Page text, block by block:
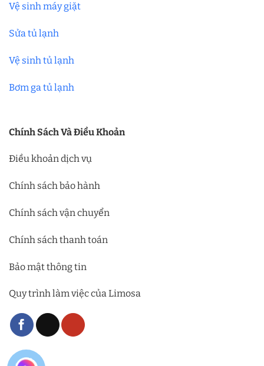
Vệ sinh máy giặt
Sửa tủ lạnh
Vệ sinh tủ lạnh
Bơm ga tủ lạnh
Chính Sách Và Điều Khoản
Điều khoản dịch vụ
Chính sách bảo hành
Chính sách vận chuyển
Chính sách thanh toán
Bảo mật thông tin
Quy trình làm việc của Limosa